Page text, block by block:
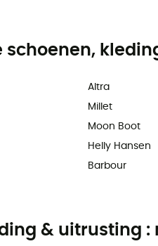
schoenen,
Altra
Millet
Moon Boot
Helly Hansen
Barbour
& uitrusting